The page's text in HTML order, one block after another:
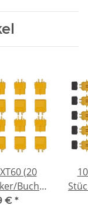
(20
Buchse
3,5 mm
€ *